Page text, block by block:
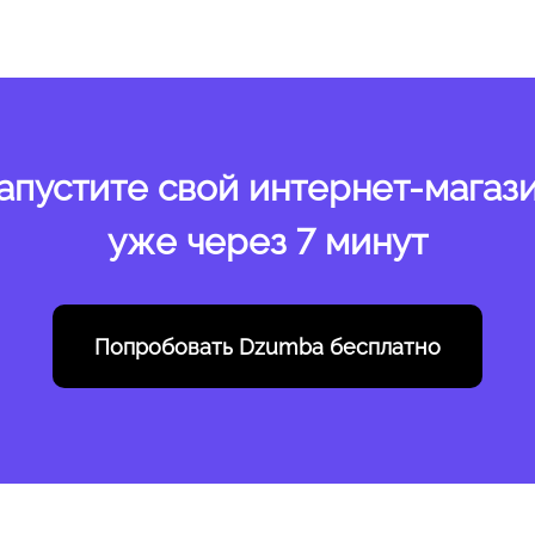
свой интернет-
уже через 7 минут
Попробовать Dzumba бесплатно